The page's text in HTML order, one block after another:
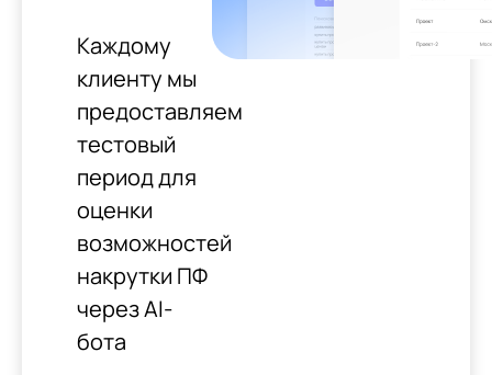
Каждому
клиенту мы
предоставляем
тестовый
период для
оценки
возможностей
накрутки ПФ
через AI-
бота